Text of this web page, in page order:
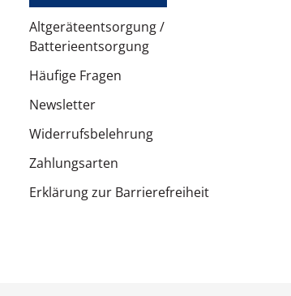
Altgeräteentsorgung /
Batterieentsorgung
Häufige Fragen
Newsletter
Widerrufsbelehrung
Zahlungsarten
Erklärung zur Barrierefreiheit